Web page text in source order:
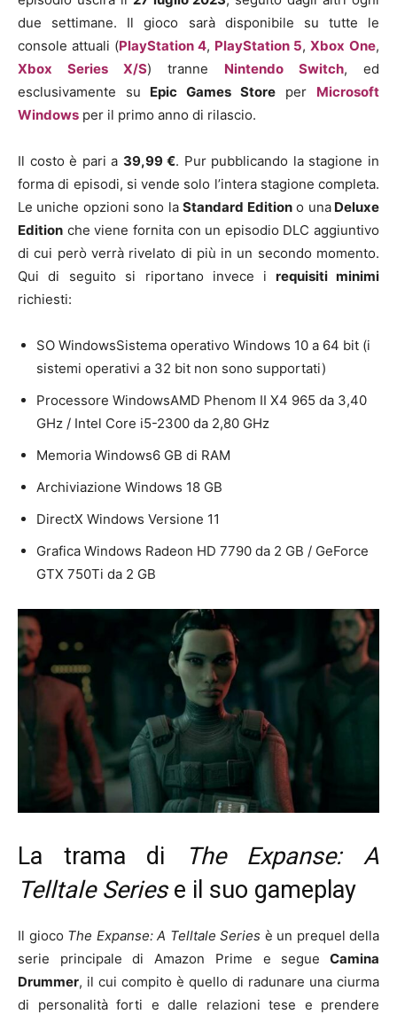
due settimane. Il gioco sarà disponibile su tutte le
console attuali (PlayStation 4, PlayStation 5, Xbox One,
Xbox Series X/S) tranne Nintendo Switch, ed
esclusivamente su Epic Games Store per Microsoft
Windows per il primo anno di rilascio.
Il costo è pari a 39,99€. Pur pubblicando la stagione in
forma di episodi, si vende solo l’intera stagione completa.
Le uniche opzioni sono laStandard Editiono unaDeluxe
Edition che viene fornita con un episodio DLC aggiuntivo
di cui però verrà rivelato di più in un secondo momento.
Qui di seguito si riportano invece i requisiti minimi
richiesti:
SO WindowsSistema operativo Windows 10 a 64 bit (i
sistemi operativi a 32 bit non sono supportati)
Processore WindowsAMD Phenom II X4 965 da 3,40
GHz / Intel Core i5-2300 da 2,80 GHz
Memoria Windows6 GB di RAM
Archiviazione Windows 18 GB
DirectX Windows Versione 11
Grafica Windows Radeon HD 7790 da 2 GB / GeForce
GTX 750Ti da 2 GB
La trama di
The Expanse: A
Telltale Series e il suo gameplay
Il gioco The Expanse: A Telltale Series è un prequel della
serie principale di Amazon Prime e segue Camina
Drummer, il cui compito è quello di radunare una ciurma
di personalità forti e dalle relazioni tese e prendere